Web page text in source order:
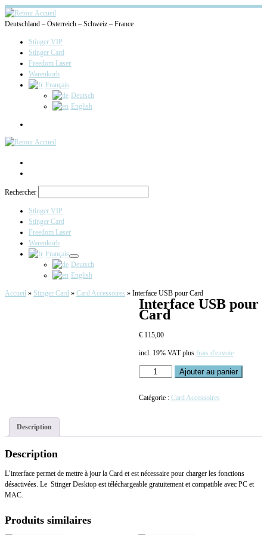
Deutschland – Österreich – Schweiz – France
Stinger VIP
Stinger Card
Freedom Laser
Warenkorb
Français
Deutsch
English
Rechercher
Stinger VIP
Stinger Card
Freedom Laser
Warenkorb
Français
Deutsch
English
Accueil » Stinger Card » Card Accessoires » Interface USB pour Card
Interface USB pour
Card
€115,00
incl. 19% VAT plus frais d'envoie
quantité
USB
Ajouter au panier
Catégorie : Card Accessoires
Description
Description
L’interface permet de mettre à jour la Card et est nécessaire pour charger les fonctions
désactivées. Le Stinger Desktop est téléchargeable gratuitement et compatible avec PC et
MAC.
Produits similaires